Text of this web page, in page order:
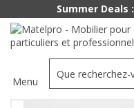
Menu
Summer Deals :